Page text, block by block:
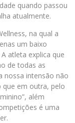
quando passou
atualmente.
na qual a
um baixo
atleta explica que
de todas as
nossa intensão não
em outra, pelo
além
é uma